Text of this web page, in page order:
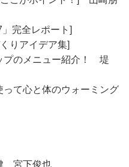
完全レポート]
りアイデア集]
プのメニュー紹介！ 堤
て心と体のウォーミング
宮下俊也